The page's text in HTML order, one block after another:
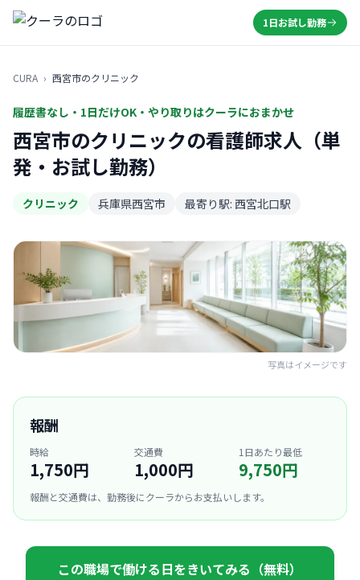
1日お試し勤務
CURA › 西宮市のクリニック
履歴書なし・1日だけOK・やり取りはクーラにおまかせ
西宮市のクリニックの看護師求人（単
発・お試し勤務）
クリニック 兵庫県西宮市 最寄り駅: 西宮北口駅
写真はイメージです
報酬
時給
1,750円
交通費
1,000円
1日あたり最低
9,750円
報酬と交通費は、勤務後にクーラからお支払いします。
この職場で働ける日をきいてみる（無料）